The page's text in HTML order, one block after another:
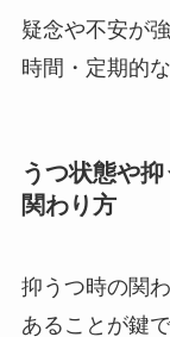
疑念や不安が
時間・定期的
うつ状態や
関わり方
抑うつ時の関
あることが鍵で